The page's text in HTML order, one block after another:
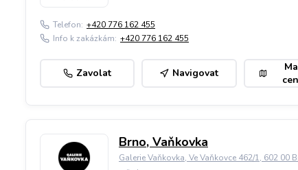
Telefon: +420 776 162 455
Info k zakázkám: +420 776 162 455
Zavolat Navigovat
Brno, Vaňkovka
Galerie Vaňkovka, Ve Vaňkovce 462/1, 602 00